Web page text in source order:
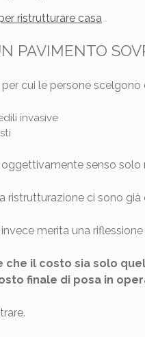
PAVIMENTO
cui le persone
invasive
senso
ristrutturazione ci sono
merita una riflessione
che il costo sia solo
finale di posa in